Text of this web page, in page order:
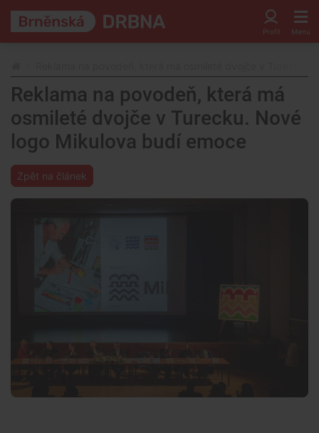
Reklama na povodeň, která má
osmileté dvojče v Turecku. Nové
logo Mikulova budí emoce
Zpět na článek